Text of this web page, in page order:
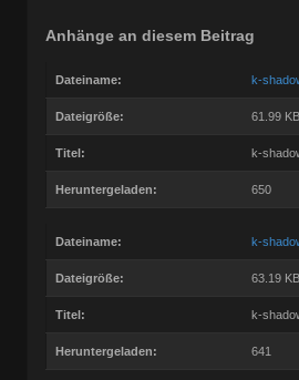
Anhänge an diesem Beitrag
Dateiname: k-
Dateigröße: 61.99 KB
Titel: k-
Heruntergeladen: 650
Dateiname: k-
Dateigröße: 63.19 KB
Titel: k-
Heruntergeladen: 641